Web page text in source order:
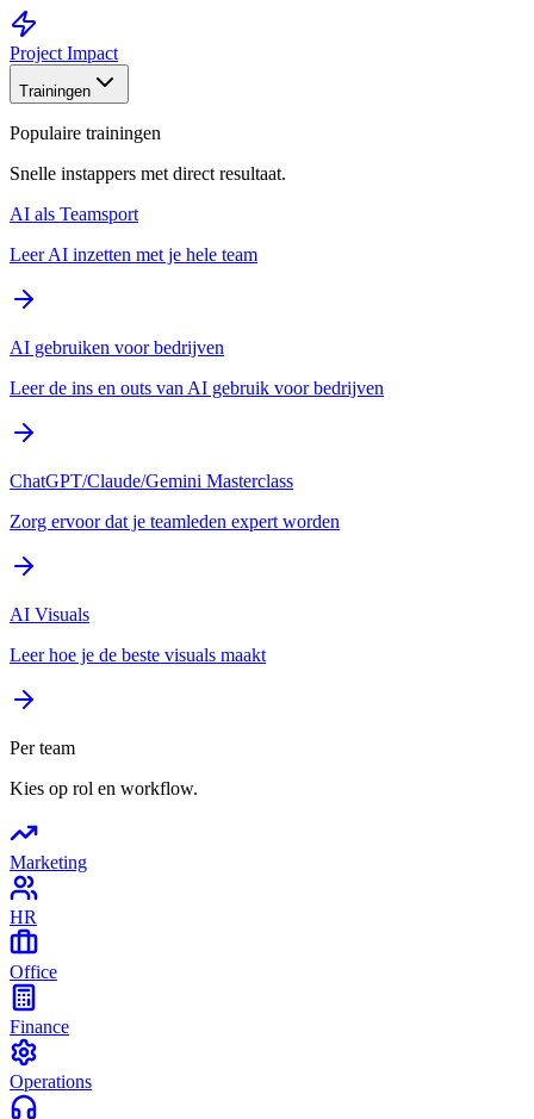
Project Impact
Trainingen
Populaire trainingen
Snelle instappers met direct resultaat.
AI als Teamsport
Leer AI inzetten met je hele team
AI gebruiken voor bedrijven
Leer de ins en outs van AI gebruik voor bedrijven
ChatGPT/Claude/Gemini Masterclass
Zorg ervoor dat je teamleden expert worden
AI Visuals
Leer hoe je de beste visuals maakt
Per team
Kies op rol en workflow.
Marketing
HR
Office
Finance
Operations